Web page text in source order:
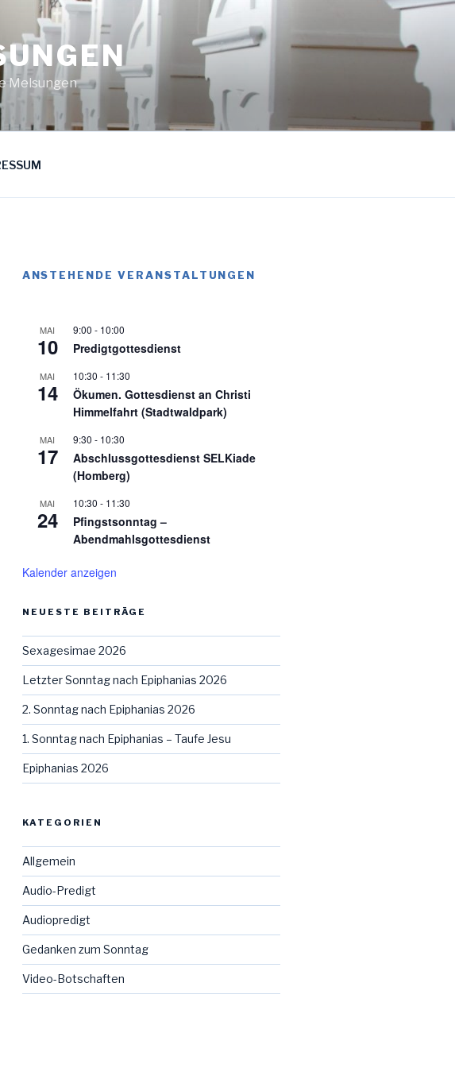
Melsungen
ANSTEHENDE VERANSTALTUNGEN
MAI
10
9:00 - 10:00
Predigtgottesdienst
MAI
14
10:30 - 11:30
Ökumen. Gottesdienst an Christi
Himmelfahrt (Stadtwaldpark)
MAI
17
9:30 - 10:30
Abschlussgottesdienst SELKiade
(Homberg)
MAI
24
10:30 - 11:30
Pfingstsonntag –
Abendmahlsgottesdienst
Kalender anzeigen
NEUESTE BEITRÄGE
Sexagesimae 2026
Letzter Sonntag nach Epiphanias 2026
2. Sonntag nach Epiphanias 2026
1. Sonntag nach Epiphanias – Taufe Jesu
Epiphanias 2026
KATEGORIEN
Allgemein
Audio-Predigt
Audiopredigt
Gedanken zum Sonntag
Video-Botschaften